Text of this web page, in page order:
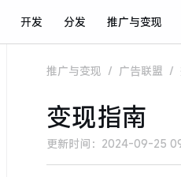
开发 分发 推广与变现
推广与变现 / 广告联盟 /
变现指南
更新时间： 2024-09-25